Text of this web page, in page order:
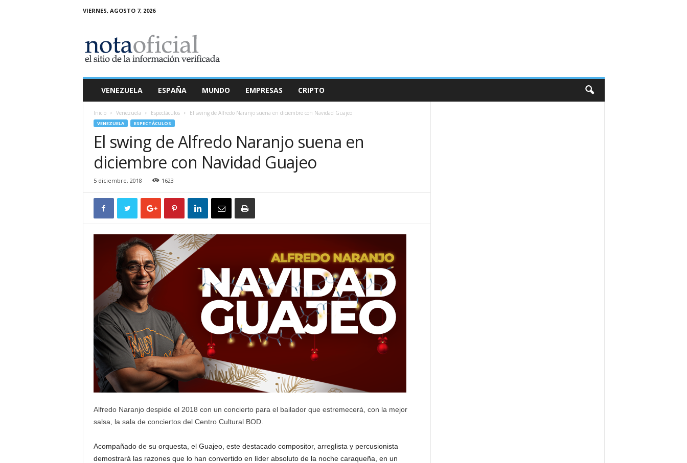
VIERNES, AGOSTO 7, 2026
a
O
VENEZUELA ESPAÑA MUNDO EMPRESAS CRIPTO
Inicio Venezuela Espectáculos El swing de Alfredo Naranjo suena en diciembre con Navidad Guajeo
VENEZUELA ESPECTÁCULOS
El swing de Alfredo Naranjo suena en
diciembre con Navidad Guajeo
5 diciembre, 2018 1623
Alfredo Naranjo despide el 2018 con un concierto para el bailador que estremecerá, con la mejor
salsa, la sala de conciertos del Centro Cultural BOD.
Acompañado de su orquesta, el Guajeo, este destacado compositor, arreglista y percusionista
demostrará las razones que lo han convertido en líder absoluto de la noche caraqueña, en un